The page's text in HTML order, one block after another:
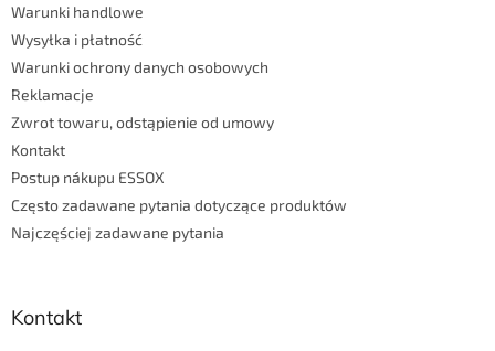
aWarunki handlowe
Wysyłka i płatność
Warunki ochrony danych osobowych
Reklamacje
Zwrot towaru, odstąpienie od umowy
Kontakt
Postup nákupu ESSOX
Często zadawane pytania dotyczące produktów
Najczęściej zadawane pytania
Kontakt